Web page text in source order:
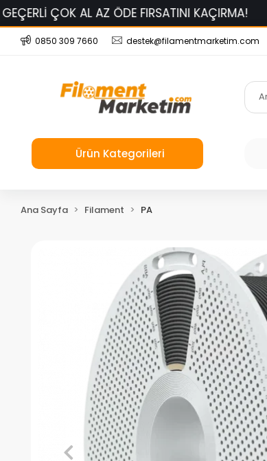
AZ ÖDE FIRSATINI KAÇIRMA! BAMBU LAB
0850 309 7660 destek@filamentmarketim.com
Ürün Kategorileri
Ana Sayfa Filament PA